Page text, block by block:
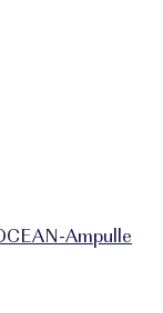
Ampulle